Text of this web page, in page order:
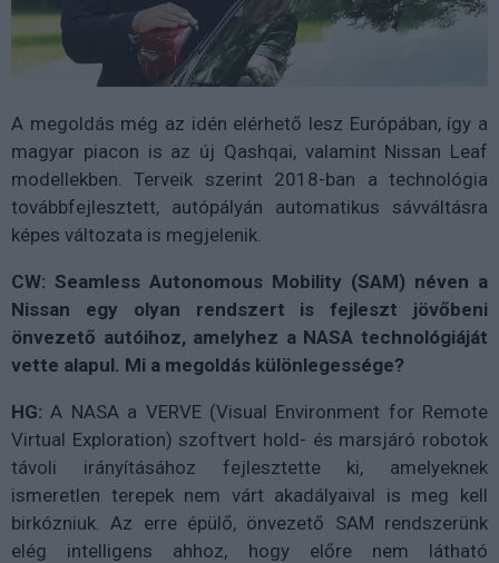
A megoldás még az idén elérhető lesz Európában, így a
magyar piacon is az új Qashqai, valamint Nissan Leaf
modellekben. Terveik szerint 2018-ban a technológia
továbbfejlesztett, autópályán automatikus sávváltásra
képes változata is megjelenik.
CW: Seamless Autonomous Mobility (SAM) néven a
Nissan egy olyan rendszert is fejleszt jövőbeni
önvezető autóihoz, amelyhez a NASA technológiáját
vette alapul. Mi a megoldás különlegessége?
HG:A NASA a VERVE (Visual Environment for Remote
Virtual Exploration) szoftvert hold- és marsjáró robotok
távoli irányításához fejlesztette ki, amelyeknek
ismeretlen terepek nem várt akadályaival is meg kell
birkózniuk. Az erre épülő, önvezető SAM rendszerünk
elég intelligens ahhoz, hogy előre nem látható